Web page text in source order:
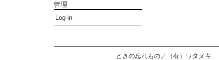
管理
Log-in
ときの忘れもの／（有）ワタヌキ